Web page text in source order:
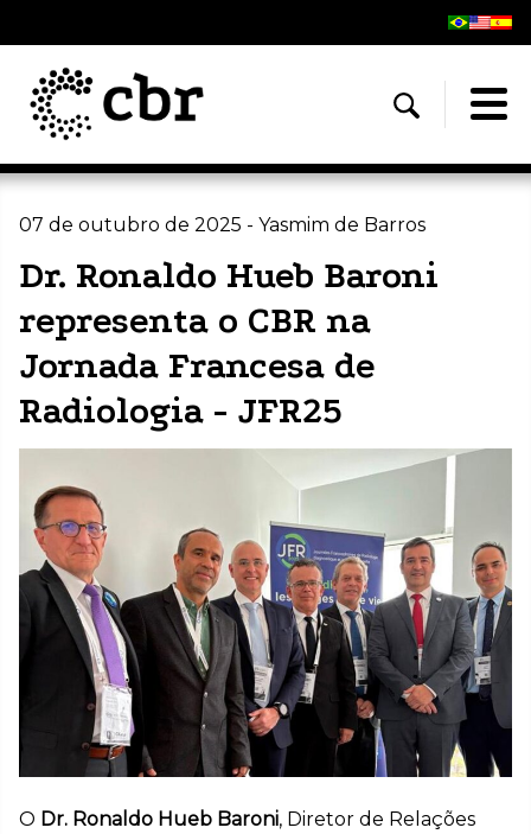
07 de outubro de 2025 - Yasmim de Barros
Dr. Ronaldo Hueb Baroni
representa o CBR na
Jornada Francesa de
Radiologia - JFR25
O Dr. Ronaldo Hueb Baroni, Diretor de Relações